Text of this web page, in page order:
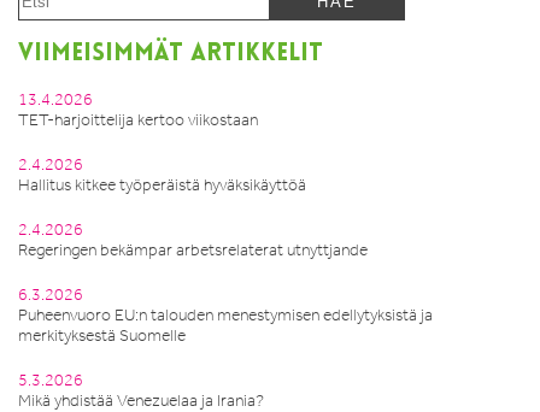
VIIMEISIMMÄT ARTIKKELIT
13.4.2026
TET-harjoittelija kertoo viikostaan
2.4.2026
Hallitus kitkee työperäistä hyväksikäyttöä
2.4.2026
Regeringen bekämpar arbetsrelaterat utnyttjande
6.3.2026
Puheenvuoro EU:n talouden menestymisen edellytyksistä ja
merkityksestä Suomelle
5.3.2026
Mikä yhdistää Venezuelaa ja Irania?